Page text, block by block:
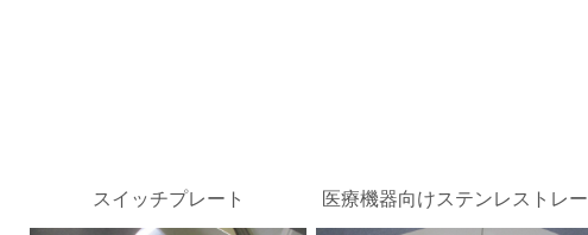
スイッチプレート 医療機器向けステンレストレー